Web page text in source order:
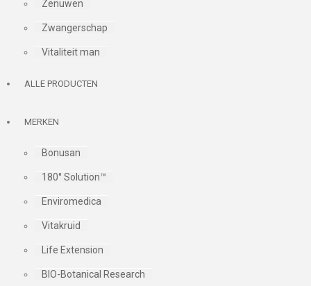
Zenuwen
Zwangerschap
Vitaliteit man
ALLE PRODUCTEN
MERKEN
Bonusan
180° Solution™
Enviromedica
Vitakruid
Life Extension
BIO-Botanical Research